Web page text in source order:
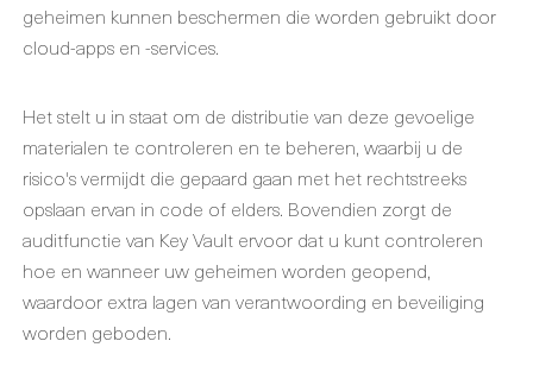
geheimen kunnen beschermen die worden gebruikt door
cloud-apps en -services.
Het stelt u in staat om de distributie van deze gevoelige
materialen te controleren en te beheren, waarbij u de
risico's vermijdt die gepaard gaan met het rechtstreeks
opslaan ervan in code of elders. Bovendien zorgt de
auditfunctie van Key Vault ervoor dat u kunt controleren
hoe en wanneer uw geheimen worden geopend,
waardoor extra lagen van verantwoording en beveiliging
worden geboden.